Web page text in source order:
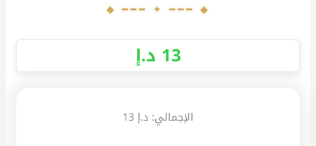
الإجمالي: د.إ 13
13 د.إ